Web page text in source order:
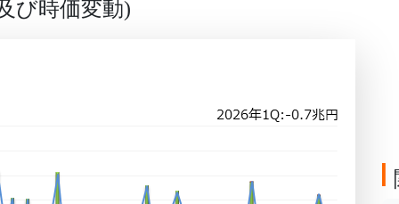
び時価変動)